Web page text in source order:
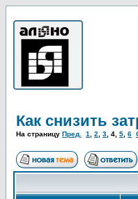
Как снизить
На страницу Пред. 1 2 3 4 5 6